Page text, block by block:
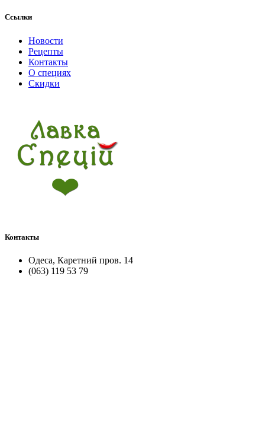
Ссылки
Новости
Рецепты
Контакты
О специях
Скидки
Контакты
Одеса, Каретний пров. 14
(063) 119 53 79